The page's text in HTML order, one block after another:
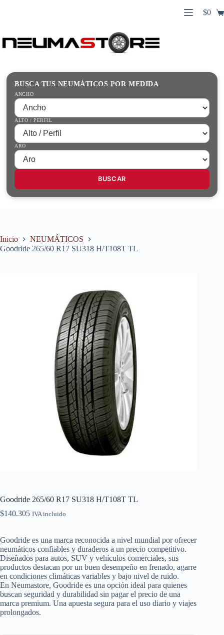
productosInicio
Guías Prácticas
Tienda
Carro
$0
BUSCA TUS NEUMÁTICOS POR MEDIDA
ANCHO
ALTO / PERFIL
ARO
BUSCAR
Inicio
NEUMÁTICOS
Goodride 265/60 R17 SU318 H/T108T TL
Goodride 265/60 R17 SU318 H/T108T TL
$140.305 IVA incluido
Goodride es una marca reconocida a nivel mundial por ofrecer
neumáticos confiables y duraderos a un precio competitivo.
Diseñados para autos, SUV y vehículos comerciales, sus
productos destacan por un buen desempeño en frenado, agarre
en condiciones climáticas variables y bajo nivel de ruido.
En Neumastore, Goodride es una opción ideal para quienes
buscan seguridad y durabilidad sin pagar el precio de una
marca premium. Una apuesta segura para el uso diario y viajes
prolongados.